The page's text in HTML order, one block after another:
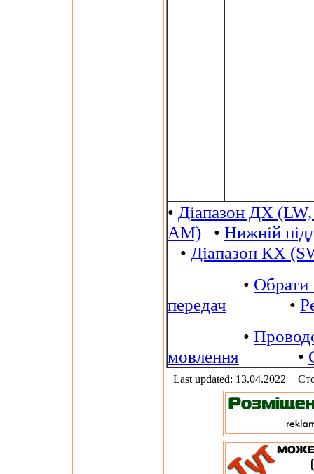
• Діапазон ДХ
AM) • Нижній
• Діапазон КХ
• Обрати
передач •
•
мовлення •
Last updated: 13.04.2022